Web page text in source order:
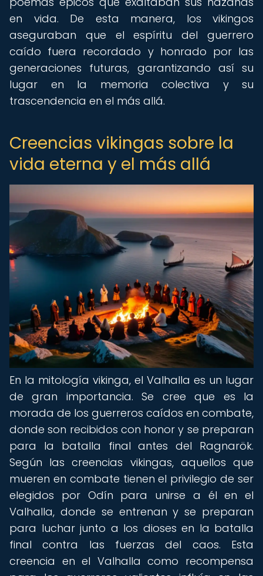
en vida. De esta manera, los vikingos
aseguraban que el espíritu del guerrero
caído fuera recordado y honrado por las
generaciones futuras, garantizando así su
lugar en la memoria colectiva y su
trascendencia en el más allá.
Creencias vikingas sobre la
vida eterna y el más allá
En la mitología vikinga, el Valhalla es un lugar
de gran importancia. Se cree que es la
morada de los guerreros caídos en combate,
donde son recibidos con honor y se preparan
para la batalla final antes del Ragnarök.
Según las creencias vikingas, aquellos que
mueren en combate tienen el privilegio de ser
elegidos por Odín para unirse a él en el
Valhalla, donde se entrenan y se preparan
para luchar junto a los dioses en la batalla
final contra las fuerzas del caos. Esta
creencia en el Valhalla como recompensa